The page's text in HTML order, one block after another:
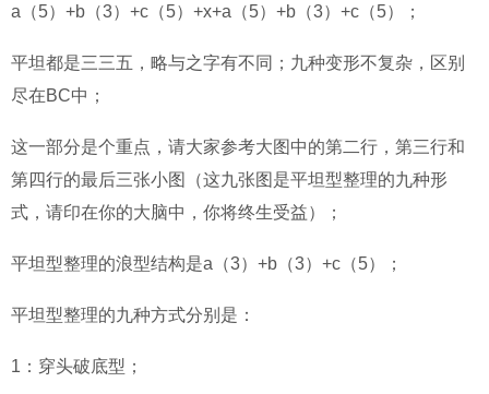
a（5）+b（3）+c（5）+x+a（5）+b（3）+c（5）；
平坦都是三三五，略与之字有不同；九种变形不复杂，区别
尽在BC中；
这一部分是个重点，请大家参考大图中的第二行，第三行和
第四行的最后三张小图（这九张图是平坦型整理的九种形
式，请印在你的大脑中，你将终生受益）；
平坦型整理的浪型结构是a（3）+b（3）+c（5）；
平坦型整理的九种方式分别是：
1：穿头破底型；